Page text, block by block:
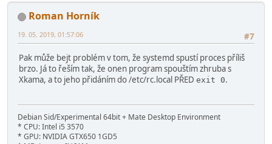
; locking = no
; path = /cdrom
; preexec = /bin/mount /cdrom
Roman Horník
#7
19. 05. 2019, 01:57:06
Pak může bejt problém v tom, že systemd spustí proces příliš
brzo. Já to řeším tak, že onen program spouštím zhruba s
Xkama, a to jeho přidáním do /etc/rc.local PŘED exit 0.
Debian Sid/Experimental 64bit + Mate Desktop Environment
* CPU: Intel i5 3570
* GPU: NVIDIA GTX650 1GD5